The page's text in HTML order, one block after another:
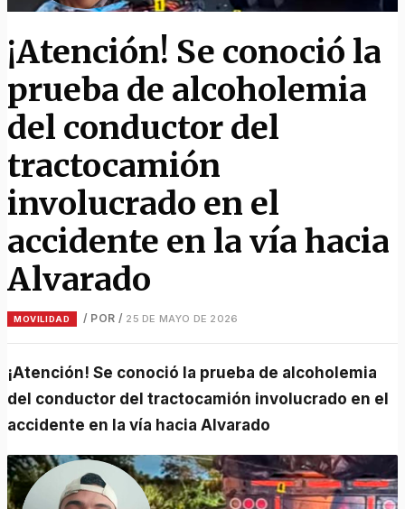
¡Atención! Se conoció la
prueba de alcoholemia
del conductor del
tractocamión
involucrado en el
accidente en la vía hacia
Alvarado
MOVILIDAD / POR / 25 DE MAYO DE 2026
¡Atención! Se conoció la prueba de alcoholemia
del conductor del tractocamión involucrado en el
accidente en la vía hacia Alvarado